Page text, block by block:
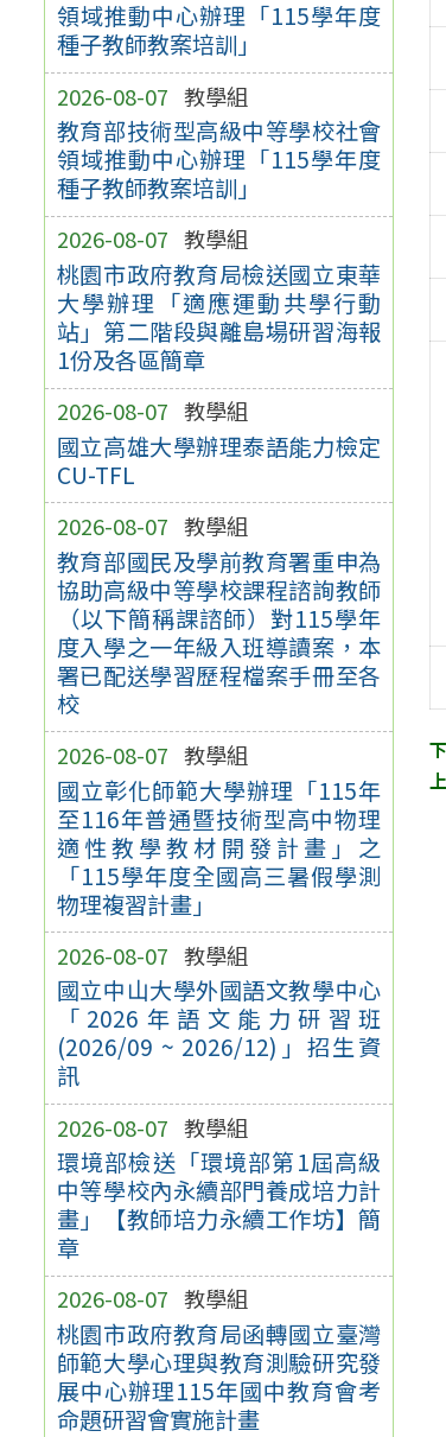
領域推動中心辦理「115學年度
種子教師教案培訓」
2026-08-07 教學組
教育部技術型高級中等學校社會
領域推動中心辦理「115學年度
種子教師教案培訓」
2026-08-07 教學組
桃園市政府教育局檢送國立東華
大學辦理「適應運動共學行動
站」第二階段與離島場研習海報
1份及各區簡章
2026-08-07 教學組
國立高雄大學辦理泰語能力檢定
CU-TFL
2026-08-07 教學組
教育部國民及學前教育署重申為
協助高級中等學校課程諮詢教師
（以下簡稱課諮師）對115學年
度入學之一年級入班導讀案，本
署已配送學習歷程檔案手冊至各
校
2026-08-07 教學組
國立彰化師範大學辦理「115年
至116年普通暨技術型高中物理
適性教學教材開發計畫」之
「115學年度全國高三暑假學測
物理複習計畫」
2026-08-07 教學組
國立中山大學外國語文教學中心
「2026年語文能力研習班
(2026/09 ~ 2026/12)」招生資
訊
2026-08-07 教學組
環境部檢送「環境部第1屆高級
中等學校內永續部門養成培力計
畫」【教師培力永續工作坊】簡
章
2026-08-07 教學組
桃園市政府教育局函轉國立臺灣
師範大學心理與教育測驗研究發
展中心辦理115年國中教育會考
命題研習會實施計畫